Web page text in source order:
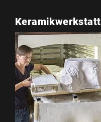
Keramikwerkstatt